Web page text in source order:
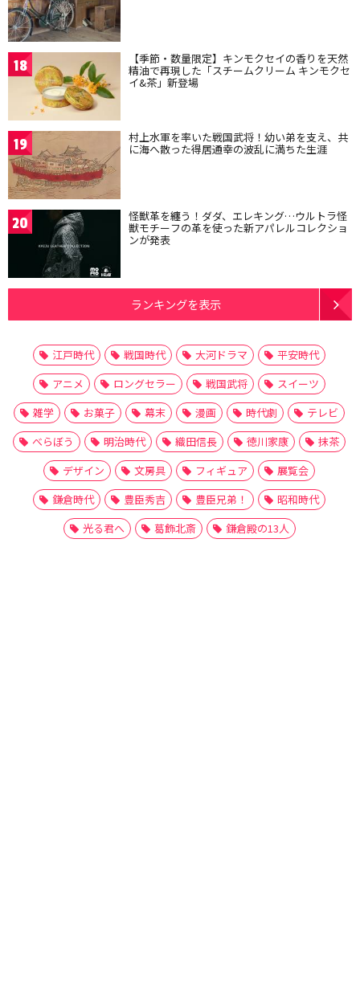
18 【季節・数量限定】キンモクセイの香りを天然
精油で再現した「スチームクリーム キンモクセ
イ&茶」新登場
19 村上水軍を率いた戦国武将！幼い弟を支え、共
に海へ散った得居通幸の波乱に満ちた生涯
20 怪獣革を纏う！ダダ、エレキング…ウルトラ怪
獣モチーフの革を使った新アパレルコレクショ
ンが発表
ランキングを表示
江戸時代 戦国時代 大河ドラマ
平安時代
アニメ
ロングセラー 戦国武将
スイーツ
雑学
お菓子 幕末 漫画 時代劇
テレビ
べらぼう
明治時代 織田信長 徳川家康
抹茶
デザイン
文房具 フィギュア
展覧会
鎌倉時代
豊臣秀吉 豊臣兄弟！
昭和時代
光る君へ
葛飾北斎 鎌倉殿の13人